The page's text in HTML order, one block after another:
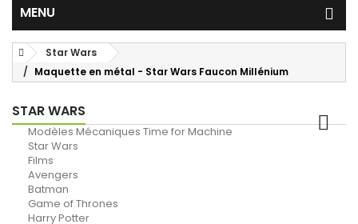
MENU
Star Wars
Maquette en métal - Star Wars Faucon Millénium
STAR WARS
Modèles Mécaniques Time for Machine
Star Wars
Films
Avengers
Batman
Game of Thrones
Harry Potter